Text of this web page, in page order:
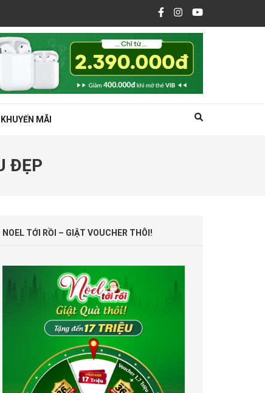
KHUYẾN MÃI
ĐẸP
NOEL TỚI RỒI – GIẬT VOUCHER THÔI!